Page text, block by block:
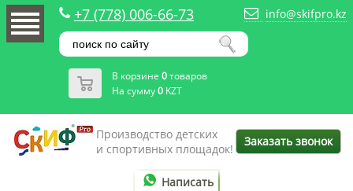
+7 (778) 006-66-73 info@skifpro.kz
В корзине 0товаров
На сумму0 KZT
Производство детских
и спортивных площадок!
Заказать звонок
Написать